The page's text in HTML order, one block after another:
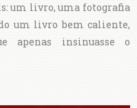
um livro, uma fotografia
um livro bem caliente,
apenas insinuasse o